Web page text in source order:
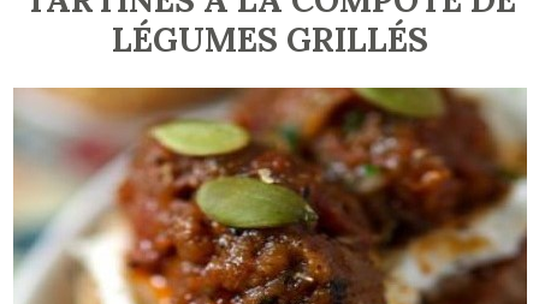
LÉGUMES GRILLÉS